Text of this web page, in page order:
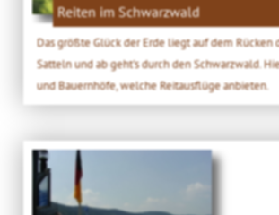
Reiten im Schwarzwald
Das größte Glück der Erde liegt auf dem Rücken
Satteln und ab geht's durch den Schwarzwald.
und Bauernhöfe, welche Reitausflüge anbieten.